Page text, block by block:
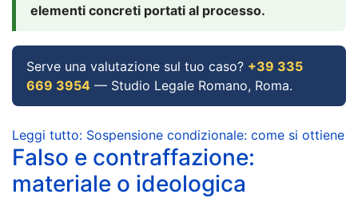
elementi concreti portati al processo.
Serve una valutazione sul tuo caso? +39 335
669 3954 — Studio Legale Romano, Roma.
Leggi tutto: Sospensione condizionale: come si ottiene
Falso e contraffazione:
materiale o ideologica